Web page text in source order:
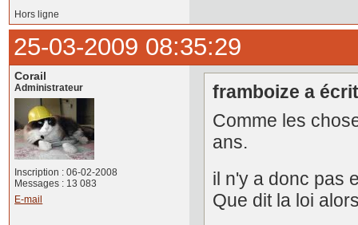
Hors ligne
25-03-2009 08:35:29
Corail
Administrateur
Inscription : 06-02-2008
Messages : 13 083
E-mail
framboize a
Comme les
ans.
il n'y a donc pas
Que dit la loi